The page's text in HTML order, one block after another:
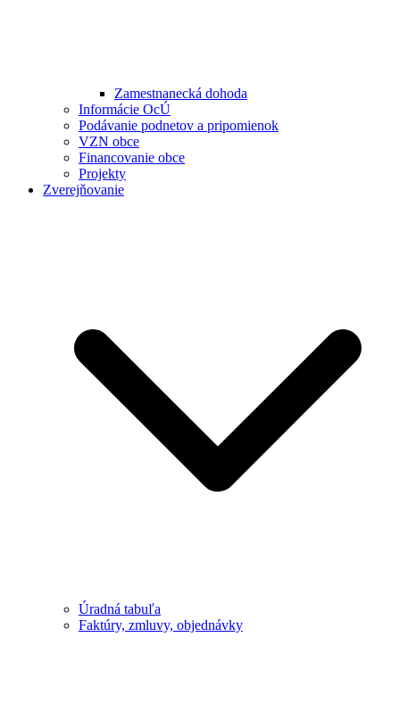
Zamestnanecká dohoda
Informácie OcÚ
Podávanie podnetov a pripomienok
VZN obce
Financovanie obce
Projekty
Zverejňovanie
Úradná tabuľa
Faktúry, zmluvy, objednávky